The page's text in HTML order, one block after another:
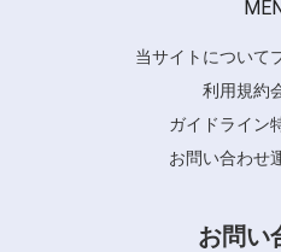
当サイトについて
利用規約
ガイドライン
お問い合わせ
お問い